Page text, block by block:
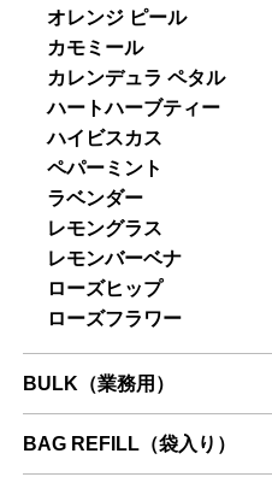
オレンジ ピール
カモミール
カレンデュラ ペタル
ハートハーブティー
ハイビスカス
ペパーミント
ラベンダー
レモングラス
レモンバーベナ
ローズヒップ
ローズフラワー
BULK（業務用）
BAG REFILL（袋入り）